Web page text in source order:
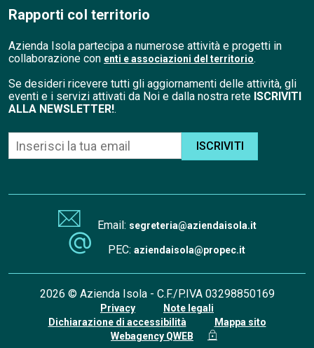
Rapporti col territorio
Azienda Isola partecipa a numerose attività e progetti in
collaborazione con enti e associazioni del territorio.
Se desideri ricevere tutti gli aggiornamenti delle attività, gli
eventi e i servizi attivati da Noi e dalla nostra rete ISCRIVITI
ALLA NEWSLETTER!.
ISCRIVITI
Email: segreteria@aziendaisola.it
PEC: aziendaisola@propec.it
2026 © Azienda Isola - C.F./P.IVA 03298850169
Privacy
Note legali
Dichiarazione di accessibilità
Mappa sito
Webagency QWEB